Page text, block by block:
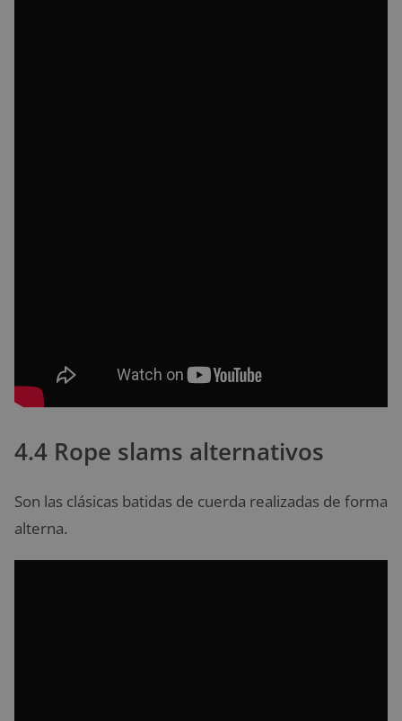
4.4 Rope slams alternativos
Son las clásicas batidas de cuerda realizadas de forma
alterna.